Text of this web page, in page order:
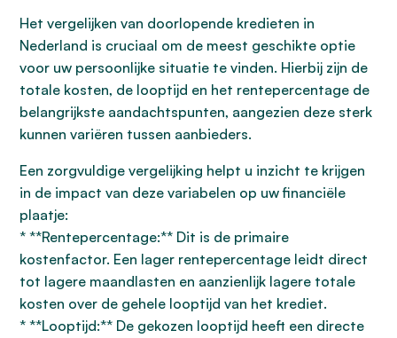
Het vergelijken van doorlopende kredieten in
Nederland is cruciaal om de meest geschikte optie
voor uw persoonlijke situatie te vinden. Hierbij zijn de
totale kosten, de looptijd en het rentepercentage de
belangrijkste aandachtspunten, aangezien deze sterk
kunnen variëren tussen aanbieders.
Een zorgvuldige vergelijking helpt u inzicht te krijgen
in de impact van deze variabelen op uw financiële
plaatje:
* **Rentepercentage:** Dit is de primaire
kostenfactor. Een lager rentepercentage leidt direct
tot lagere maandlasten en aanzienlijk lagere totale
kosten over de gehele looptijd van het krediet.
* **Looptijd:** De gekozen looptijd heeft een directe